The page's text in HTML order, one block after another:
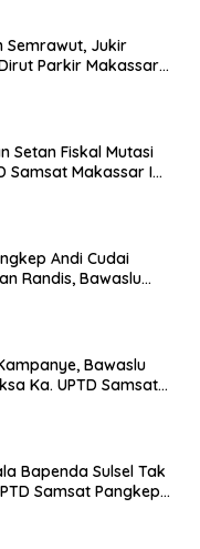
Semrawut, Jukir
Parkir Makassar
Setan Fiskal Mutasi
Samsat Makassar I
Andi Cudai
Randis, Bawaslu
Bawaslu
Ka. UPTD Samsat
Bapenda Sulsel Tak
Samsat Pangkep